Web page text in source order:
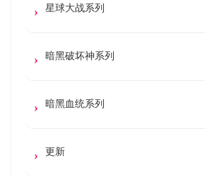
星球大战系列
暗黑破坏神系列
暗黑血统系列
更新